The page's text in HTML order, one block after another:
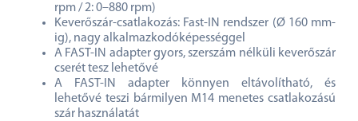
rpm / 2: 0–880 rpm)
Keverőszár-csatlakozás: Fast-IN rendszer (Ø 160 mm-
ig), nagy alkalmazkodóképességgel
A FAST-IN adapter gyors, szerszám nélküli keverőszár
cserét tesz lehetővé
A FAST-IN adapter könnyen eltávolítható, és
lehetővé teszi bármilyen M14 menetes csatlakozású
szár használatát